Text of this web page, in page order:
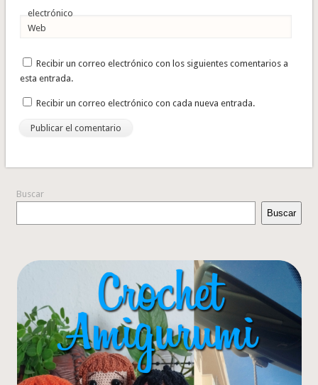
electrónico
Web
Recibir un correo electrónico con los siguientes comentarios a
esta entrada.
Recibir un correo electrónico con cada nueva entrada.
Buscar
Buscar